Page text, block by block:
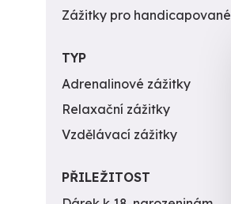
Zážitky pro handicapované
TYP
Adrenalinové zážitky
Relaxační zážitky
Vzdělávací zážitky
PŘILEŽITOST